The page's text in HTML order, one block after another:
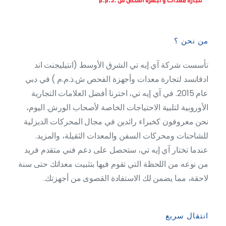
من نحن ؟
تأسست شركة آي إيه تي الشرق الأوسط (انتيليجنت اند
ادفانسد لتجارة معدات وأجهزة الفحص ش.ذ.م.م ) في دبي
عام 2015. في آي إيه تي، اخترنا أفضل العلامات التجارية
الأوروبية لتلبية الاحتياجات الخاصة لأصحاب الورش. اليوم،
نحن معروفون كخبراء رائدين في مجال المحركات الديزلية
للشاحنات ومحركات السفن والمعدات الثقيلة، والمزيد.
عندما تختار آي إيه تي، ستحصل على دعم فني متقدم فريد
من نوعه من اللحظة التي تقوم فيها بتثبيت معداتك حتى سنة
لاحقة، مما يضمن لك الاستفادة القصوى من أجهزتك.
انتقال سريع